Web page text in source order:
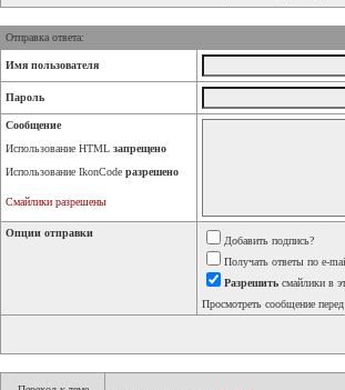
Отправка ответа:
Имя пользователя
Пароль
Сообщение
Использование HTML запрещено
Использование IkonCode разрешено
Смайлики разрешены
Опции отправки
Добавить подпись?
Получать ответы по e-
Разрешить смайлики в
Просмотреть сообщение перед